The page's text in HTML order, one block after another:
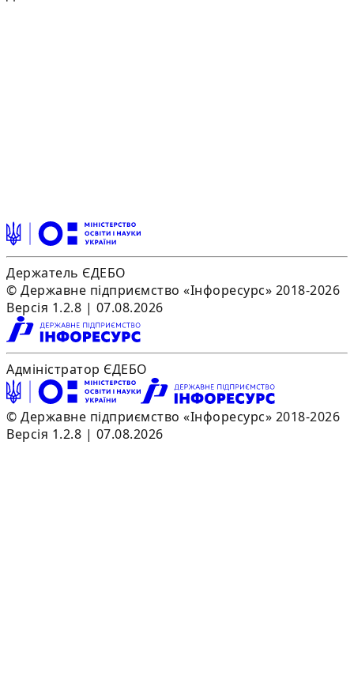
Держатель ЄДЕБО
© Державне підприємство «Інфоресурс» 2018-2026
Версія 1.2.8 | 07.08.2026
Адміністратор ЄДЕБО
© Державне підприємство «Інфоресурс» 2018-2026
Версія 1.2.8 | 07.08.2026